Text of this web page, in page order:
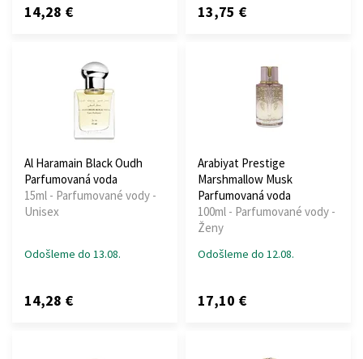
14,28 € 13,75 €
Al Haramain Black Oudh
Parfumovaná voda
15ml - Parfumované vody -
Unisex
Odošleme do 13.08.
14,28 €
Arabiyat Prestige
Marshmallow Musk
Parfumovaná voda
100ml - Parfumované vody -
Ženy
Odošleme do 12.08.
17,10 €